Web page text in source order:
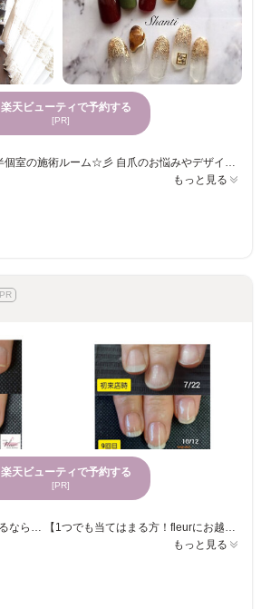
楽天ビューティで予約する
[PR]
ナチュラル×落ち着いた半個室の施術ルーム☆彡 自爪のお悩みやデザインに迷っている方は気軽にネイリストへご相談ください。 あなたの理想のイメージを汲み取ってあなただけのお気に入りデザインへ・・・♪ 定額コースもご用意◎多数のサンプルデザインからセレクトOK！！ シンプルなワンカラーやこだわりアートまでお任せください♪
もっと見る
楽天ビューティで予約する
[PR]
もっと見る